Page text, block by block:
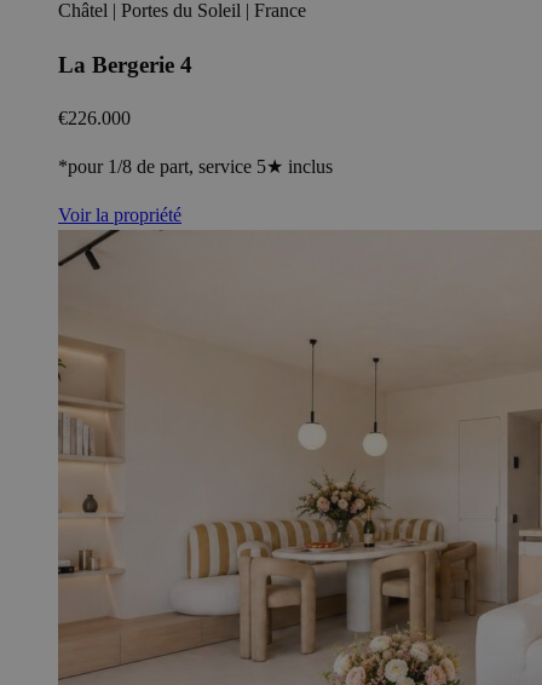
Châtel | Portes du Soleil | France
La Bergerie 4
€226.000
*pour 1/8 de part, service 5★ inclus
Voir la propriété